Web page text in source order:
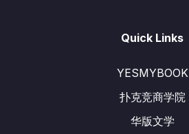
Quick Links
YESMYBOOK
扑克竞商学院
华版文学